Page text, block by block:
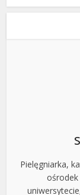
Pielęgniarka,